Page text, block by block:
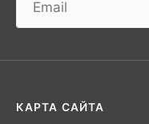
КАРТА САЙТА